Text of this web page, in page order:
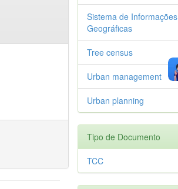
Sistema de Informações
Geográficas
Tree census
Urban management
Urban planning
Tipo de Documento
TCC